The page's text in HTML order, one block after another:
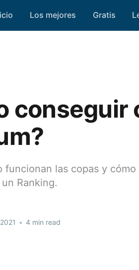
Los mejores Gratis
conseguir
funcionan las copas y
Ranking.
• 4 min read